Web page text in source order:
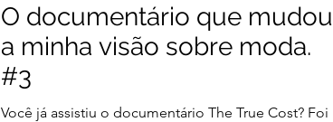
O documentário que mudou
a minha visão sobre moda.
#3
Você já assistiu o documentário The True Cost? Foi